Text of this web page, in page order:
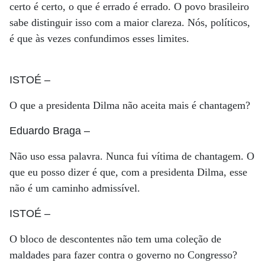
certo é certo, o que é errado é errado. O povo brasileiro
sabe distinguir isso com a maior clareza. Nós, políticos,
é que às vezes confundimos esses limites.
ISTOÉ –
O que a presidenta Dilma não aceita mais é chantagem?
Eduardo Braga –
Não uso essa palavra. Nunca fui vítima de chantagem. O
que eu posso dizer é que, com a presidenta Dilma, esse
não é um caminho admissível.
ISTOÉ –
O bloco de descontentes não tem uma coleção de
maldades para fazer contra o governo no Congresso?